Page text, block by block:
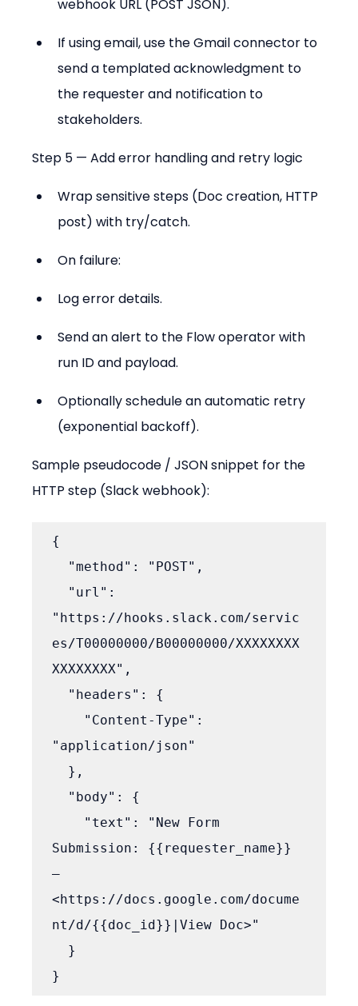
webhook URL (POST JSON).
If using email, use the Gmail connector to
send a templated acknowledgment to
the requester and notification to
stakeholders.
Step 5 — Add error handling and retry logic
Wrap sensitive steps (Doc creation, HTTP
post) with try/catch.
On failure:
Log error details.
Send an alert to the Flow operator with
run ID and payload.
Optionally schedule an automatic retry
(exponential backoff).
Sample pseudocode / JSON snippet for the
HTTP step (Slack webhook):
{
"https://hooks.slack.com/servic
es/T00000000/B00000000/XXXXXXXX
XXXXXXXX",
"application/json"
Submission: {{requester_name}}
—
<https://docs.google.com/docume
nt/d/{{doc_id}}|View Doc>"